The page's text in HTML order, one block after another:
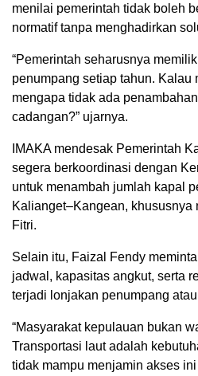
menilai pemerintah tidak boleh
normatif tanpa menghadirkan
“Pemerintah seharusnya
penumpang setiap tahun. Kalau
mengapa tidak ada
cadangan?” ujarnya.
IMAKA mendesak Pemerintah
segera berkoordinasi dengan
untuk menambah jumlah kapal
Kalianget–Kangean, khususnya
Fitri.
Selain itu, Faizal Fendy
jadwal, kapasitas angkut, serta
terjadi lonjakan penumpang
“Masyarakat kepulauan bukan
Transportasi laut adalah
tidak mampu menjamin akses